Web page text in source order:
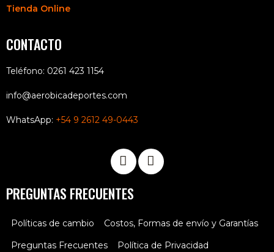
Tienda Online
CONTACTO
Teléfono: 0261 423 1154
info@aerobicadeportes.com
WhatsApp: +54 9 2612 49-0443
PREGUNTAS FRECUENTES
Políticas de cambio
Costos, Formas de envío y Garantías
Preguntas Frecuentes
Política de Privacidad